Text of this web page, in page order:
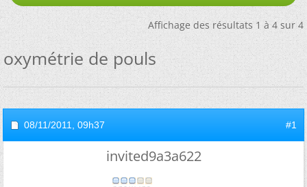
Affichage des résultats 1 à 4 sur 4
oxymétrie de pouls
08/11/2011, 09h37 #1
invited9a3a622